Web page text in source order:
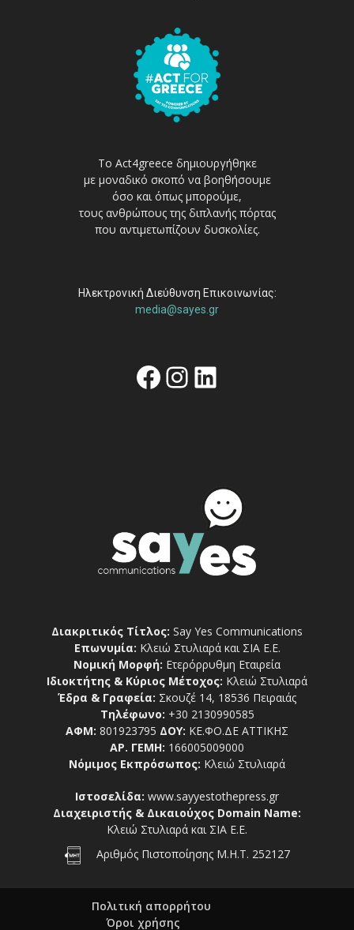
Το Act4greece δημιουργήθηκε
με μοναδικό σκοπό να βοηθήσουμε
όσο και όπως μπορούμε,
τους ανθρώπους της διπλανής πόρτας
που αντιμετωπίζουν δυσκολίες.
Ηλεκτρονική Διεύθυνση Επικοινωνίας:
media@sayes.gr
Facebook
Instagram
Linkedin
Διακριτικός Τίτλος: Say Yes Communications
Επωνυμία: Κλειώ Στυλιαρά και ΣΙΑ Ε.Ε.
Νομική Μορφή: Ετερόρρυθμη Εταιρεία
Ιδιοκτήτης & Κύριος Μέτοχος: Κλειώ Στυλιαρά
Έδρα & Γραφεία: Σκουζέ 14, 18536 Πειραιάς
Τηλέφωνο: +30 2130990585
ΑΦΜ: 801923795 ΔΟΥ: ΚΕ.ΦΟ.ΔΕ ΑΤΤΙΚΗΣ
ΑΡ. ΓΕΜΗ: 166005009000
Νόμιμος Εκπρόσωπος: Κλειώ Στυλιαρά
Ιστοσελίδα: www.sayyestothepress.gr
Διαχειριστής & Δικαιούχος Domain Name:
Κλειώ Στυλιαρά και ΣΙΑ Ε.Ε.
Αριθμός Πιστοποίησης Μ.Η.Τ. 252127
Πολιτική απορρήτου
Όροι χρήσης